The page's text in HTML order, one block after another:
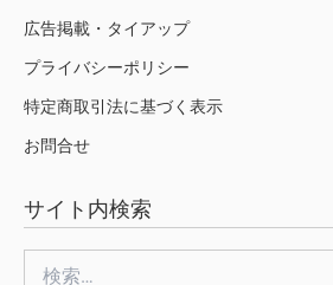
広告掲載・タイアップ
プライバシーポリシー
特定商取引法に基づく表示
お問合せ
サイト内検索